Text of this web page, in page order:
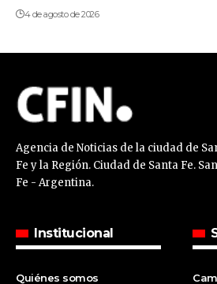
4 de agosto de 2026
Agencia de Noticias de la ciudad de
Fe y la Región. Ciudad de Santa Fe.
Fe - Argentina.
Institucional
Quiénes somos